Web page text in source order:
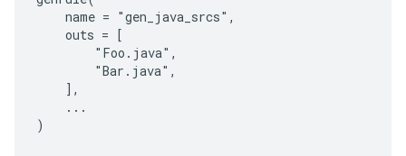
    name = "gen_java_srcs",
    outs = [
        "Foo.java",
        "Bar.java",
    ],
    ...